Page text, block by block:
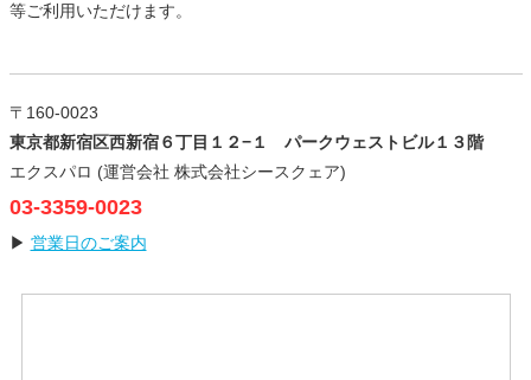
等ご利用いただけます。
〒160-0023
東京都新宿区西新宿６丁目１２−１ パークウェストビル１３階
エクスパロ (運営会社 株式会社シースクェア)
03-3359-0023
▶ 営業日のご案内